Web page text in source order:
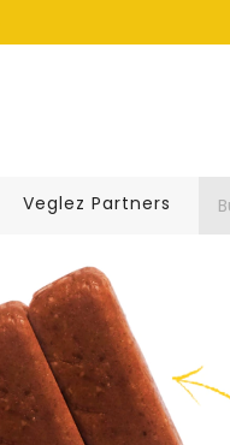
Veglez Partners